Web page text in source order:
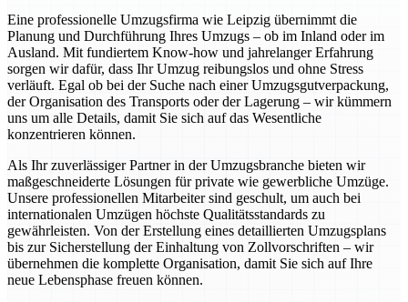
Eine professionelle Umzugsfirma wie Leipzig übernimmt die
Planung und Durchführung Ihres Umzugs – ob im Inland oder im
Ausland. Mit fundiertem Know-how und jahrelanger Erfahrung
sorgen wir dafür, dass Ihr Umzug reibungslos und ohne Stress
verläuft. Egal ob bei der Suche nach einer Umzugsgutverpackung,
der Organisation des Transports oder der Lagerung – wir kümmern
uns um alle Details, damit Sie sich auf das Wesentliche
konzentrieren können.
Als Ihr zuverlässiger Partner in der Umzugsbranche bieten wir
maßgeschneiderte Lösungen für private wie gewerbliche Umzüge.
Unsere professionellen Mitarbeiter sind geschult, um auch bei
internationalen Umzügen höchste Qualitätsstandards zu
gewährleisten. Von der Erstellung eines detaillierten Umzugsplans
bis zur Sicherstellung der Einhaltung von Zollvorschriften – wir
übernehmen die komplette Organisation, damit Sie sich auf Ihre
neue Lebensphase freuen können.